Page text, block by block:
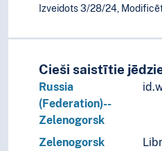
Izveidots 3/28/24,
Cieši saistītie
Russia
(Federation)--
Zelenogorsk
Zelenogorsk